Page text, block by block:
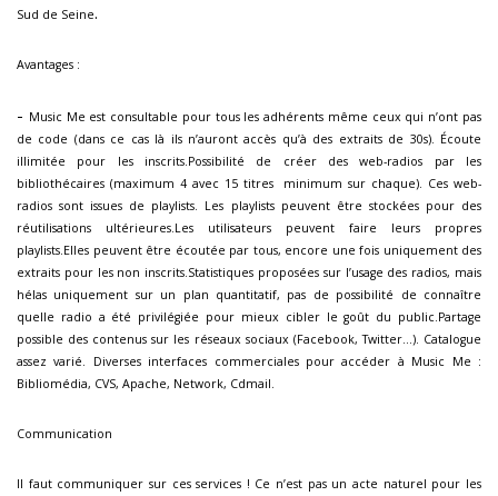
Sud de Seine.
Avantages :
- Music Me est consultable pour tous les adhérents même ceux qui n’ont pas
de code (dans ce cas là ils n’auront accès qu’à des extraits de 30s). Écoute
illimitée pour les inscrits.Possibilité de créer des web-radios par les
bibliothécaires (maximum 4 avec 15 titres minimum sur chaque). Ces web-
radios sont issues de playlists. Les playlists peuvent être stockées pour des
réutilisations ultérieures.Les utilisateurs peuvent faire leurs propres
playlists.Elles peuvent être écoutée par tous, encore une fois uniquement des
extraits pour les non inscrits.Statistiques proposées sur l’usage des radios, mais
hélas uniquement sur un plan quantitatif, pas de possibilité de connaître
quelle radio a été privilégiée pour mieux cibler le goût du public.Partage
possible des contenus sur les réseaux sociaux (Facebook, Twitter…). Catalogue
assez varié. Diverses interfaces commerciales pour accéder à Music Me :
Bibliomédia, CVS, Apache, Network, Cdmail.
Communication
Il faut communiquer sur ces services ! Ce n’est pas un acte naturel pour les